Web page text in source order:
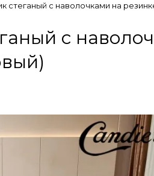
стеганый с наволочками на
с